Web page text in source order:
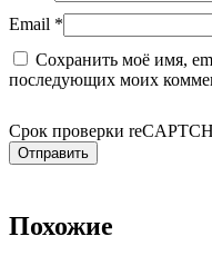
Email *
Сохранить моё имя,
последующих моих
Срок проверки
Похожие